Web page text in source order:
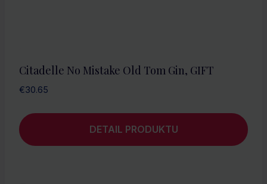
Citadelle No Mistake Old Tom Gin, GIFT
€30.65
DETAIL PRODUKTU